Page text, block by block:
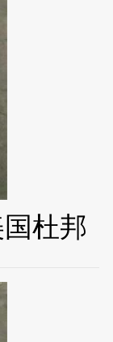
杜邦